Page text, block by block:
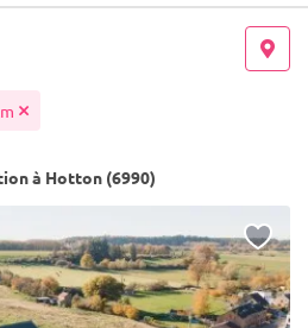
à Hotton (6990)